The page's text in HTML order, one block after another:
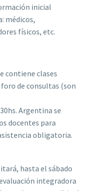
inicial
médicos,
físicos, etc.
contiene clases
de consultas (son
Argentina se
docentes para
obligatoria.
hasta el sábado
integradora